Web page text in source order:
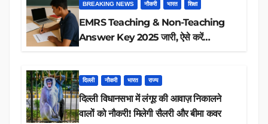
BREAKING NEWS नौकरी भारत शिक्षा
EMRS Teaching & Non-Teaching
Answer Key 2025 जारी, ऐसे करें
दिल्ली नौकरी भारत राज्य
दिल्ली विधानसभा में लंगूर की आवाज़ निकालने
वालों को नौकरी! मिलेगी सैलरी और बीमा कवर